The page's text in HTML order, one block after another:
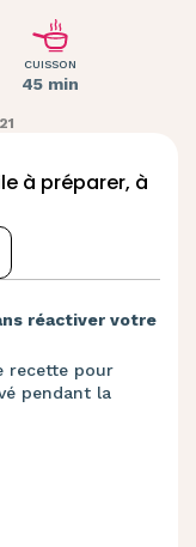
CUISSON
45 min
à préparer, à
réactiver votre
recette pour
pendant la